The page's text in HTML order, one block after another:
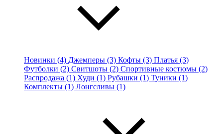
Новинки (4) Джемперы (3) Кофты (3) Платья (3)
Футболки (2) Свитшоты (2) Спортивные костюмы (2)
Распродажа (1) Худи (1) Рубашки (1) Туники (1)
Комплекты (1) Лонгсливы (1)